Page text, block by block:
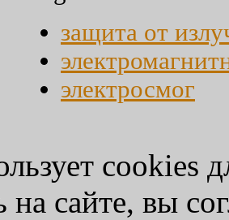
защита от
электросмог
cookies
на сайте, вы